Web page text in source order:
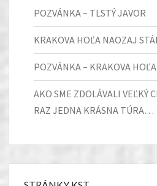
POZVÁNKA – TLSTÝ JAVOR
KRAKOVA HOĽA NAOZAJ
POZVÁNKA – KRAKOVA HOĽA
AKO SME ZDOLÁVALI VEĽKÝ
RAZ JEDNA KRÁSNA TÚRA…